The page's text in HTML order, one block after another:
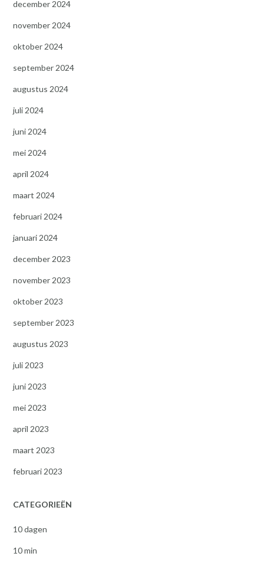
december 2024
november 2024
oktober 2024
september 2024
augustus 2024
juli 2024
juni 2024
mei 2024
april 2024
maart 2024
februari 2024
januari 2024
december 2023
november 2023
oktober 2023
september 2023
augustus 2023
juli 2023
juni 2023
mei 2023
april 2023
maart 2023
februari 2023
CATEGORIEËN
10 dagen
10 min